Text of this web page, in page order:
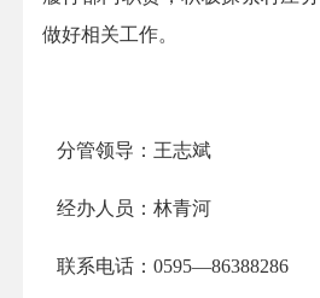
做好相关工作。
分管领导：王志斌
经办人员：林青河
联系电话： 0595—86388286